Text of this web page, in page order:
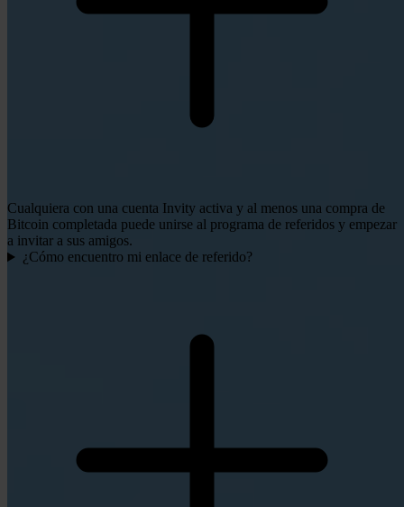
Cualquiera con una cuenta Invity activa y al menos una compra de
Bitcoin completada puede unirse al programa de referidos y empezar
a invitar a sus amigos.
¿Cómo encuentro mi enlace de referido?